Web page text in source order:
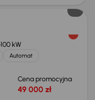
100 kW
Automat
Cena promocyjna
49 000 zł